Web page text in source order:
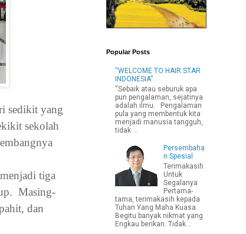
sedikit yang
sekolah
tiga
Masing-
dan
Popular Posts
“WELCOME TO HAIR STAR
INDONESIA”
“Sebaik atau seburuk apa
pun pengalaman, sejatinya
adalah ilmu. Pengalaman
pula yang membentuk kita
menjadi manusia tangguh,
tidak ...
Persembaha
n Spesial
Terimakasih
Untuk
Segalanya
Pertama-
tama, terimakasih kepada
Tuhan Yang Maha Kuasa.
Begitu banyak nikmat yang
Engkau berikan. Tidak...